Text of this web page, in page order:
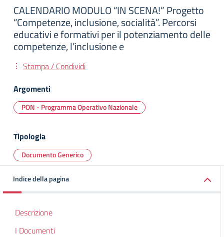
CALENDARIO MODULO “IN SCENA!” Progetto
“Competenze, inclusione, socialità”. Percorsi
educativi e formativi per il potenziamento delle
competenze, l’inclusione e
Stampa / Condividi
Argomenti
PON - Programma Operativo Nazionale
Tipologia
Documento Generico
Indice della pagina
Descrizione
I Documenti